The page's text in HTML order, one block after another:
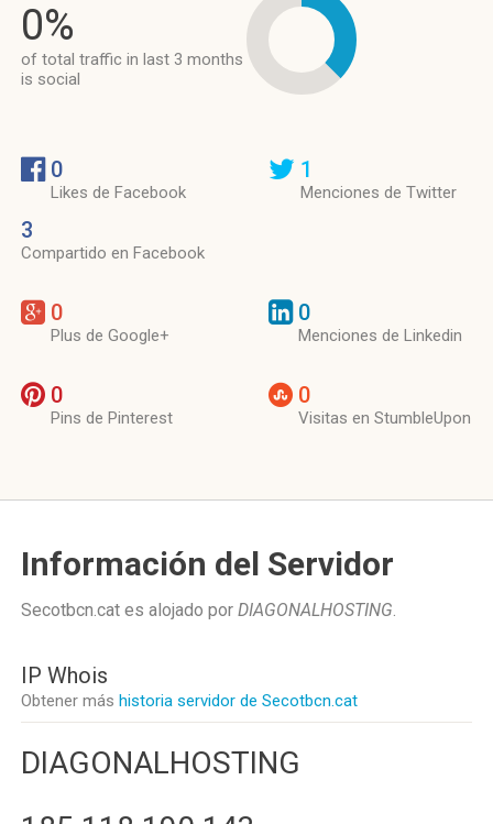
0%
of total traffic in last 3 months
is social
0
Likes de Facebook
3
Compartido en Facebook
1
Menciones de Twitter
0
Plus de Google+
0
Menciones de Linkedin
0
Pins de Pinterest
0
Visitas en StumbleUpon
Información del Servidor
Secotbcn.cat es alojado por DIAGONALHOSTING.
IP Whois
Obtener más historia servidor de Secotbcn.cat
DIAGONALHOSTING